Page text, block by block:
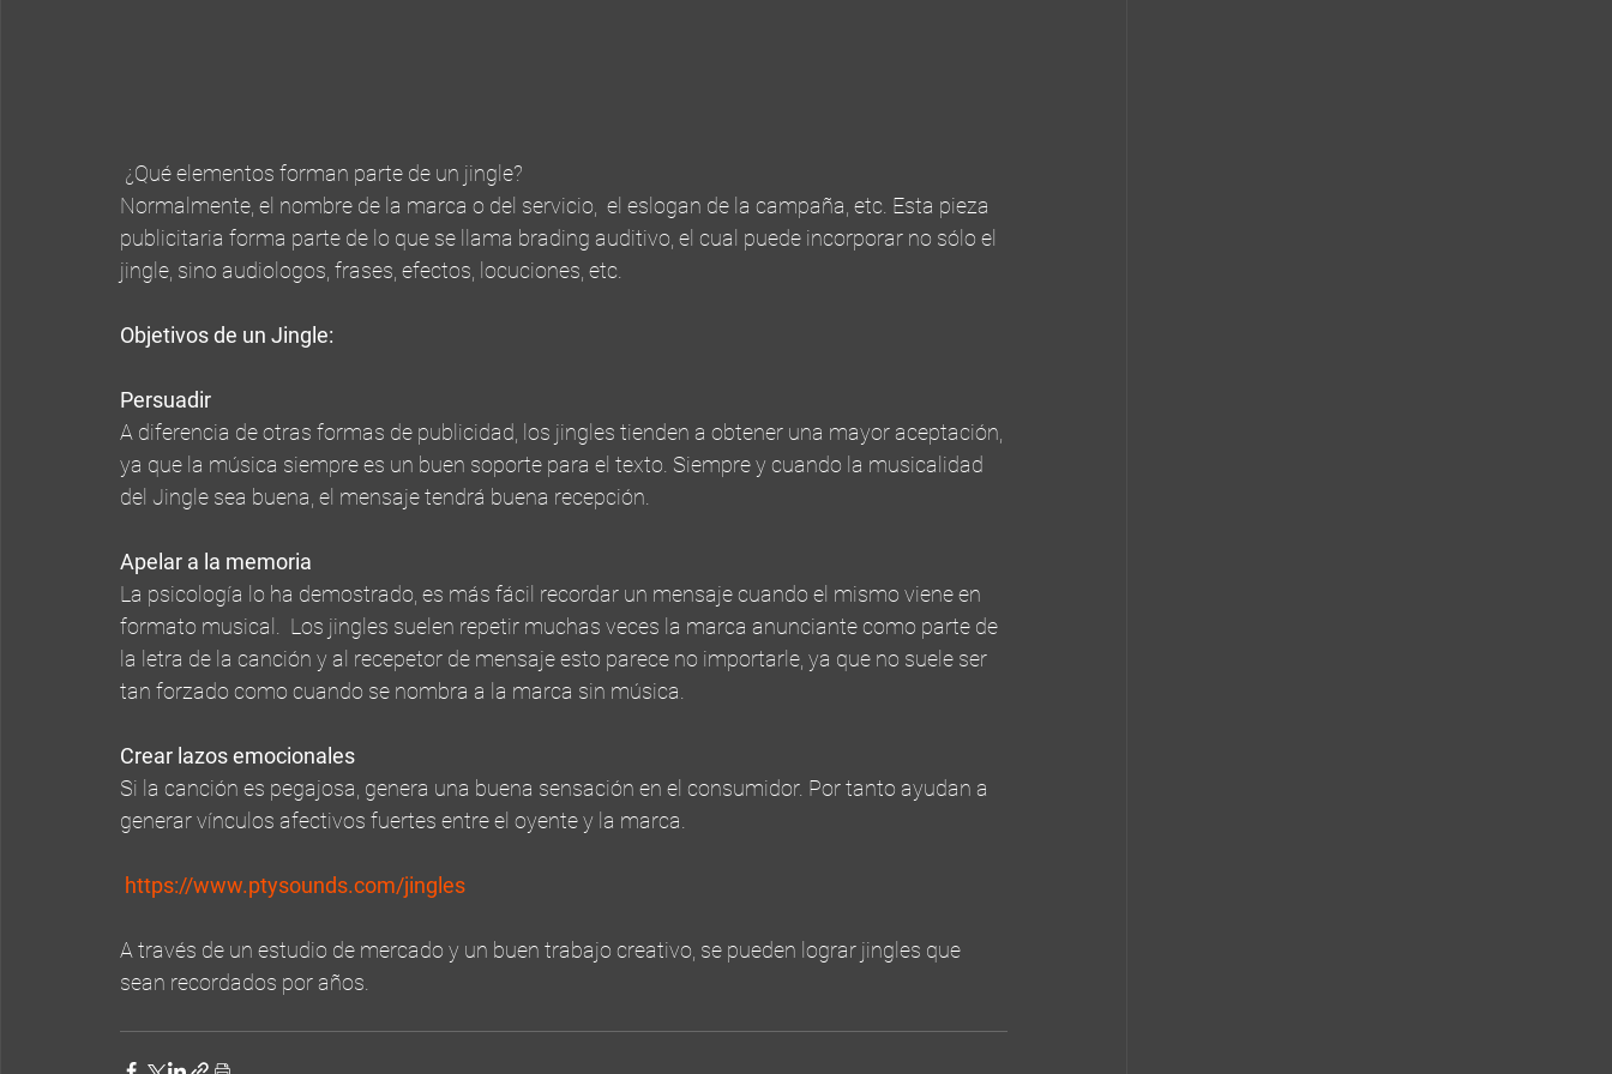
¿Qué elementos forman parte de un jingle?
Normalmente, el nombre de la marca o del servicio,  el eslogan de la campaña, etc. Esta pieza
publicitaria forma parte de lo que se llama brading auditivo, el cual puede incorporar no sólo el
jingle, sino audiologos, frases, efectos, locuciones, etc.
Objetivos de un Jingle:
Persuadir
A diferencia de otras formas de publicidad, los jingles tienden a obtener una mayor aceptación,
ya que la música siempre es un buen soporte para el texto. Siempre y cuando la musicalidad
del Jingle sea buena, el mensaje tendrá buena recepción.
Apelar a la memoria
La psicología lo ha demostrado, es más fácil recordar un mensaje cuando el mismo viene en
formato musical.  Los jingles suelen repetir muchas veces la marca anunciante como parte de
la letra de la canción y al recepetor de mensaje esto parece no importarle, ya que no suele ser
tan forzado como cuando se nombra a la marca sin música.
Crear lazos emocionales
Si la canción es pegajosa, genera una buena sensación en el consumidor. Por tanto ayudan a
generar vínculos afectivos fuertes entre el oyente y la marca.
https://www.ptysounds.com/jingles
A través de un estudio de mercado y un buen trabajo creativo, se pueden lograr jingles que
sean recordados por años.